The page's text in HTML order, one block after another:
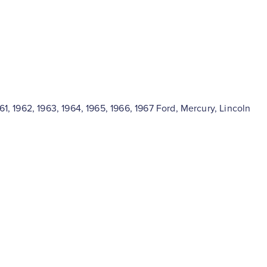
1962, 1963, 1964, 1965, 1966, 1967 Ford, Mercury, Lincoln